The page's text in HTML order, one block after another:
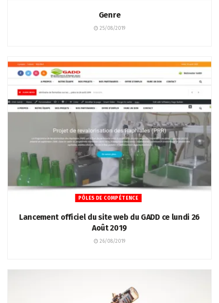
Genre
25/08/2019
PÔLES DE COMPÉTENCE
Lancement officiel du site web du GADD ce lundi 26
Août 2019
26/08/2019